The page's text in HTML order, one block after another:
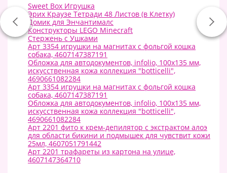
Sweet Box Игрушка
Эрих Краузе Тетради 48 Листов (в Клетку)
Домик для Энчантималс
Конструкторы LEGO Minecraft
Стержень с Ушками
Арт 3354 игрушки на магнитах с фольгой кошка
собака, 4607147387191
Обложка для автодокументов, infolio, 100х135 мм,
искусственная кожа коллекция "botticelli",
4690661082284
Арт 3354 игрушки на магнитах с фольгой кошка
собака, 4607147387191
Обложка для автодокументов, infolio, 100х135 мм,
искусственная кожа коллекция "botticelli",
4690661082284
Арт 2201 фито к крем-депилятор с экстрактом алоэ
для области бикини и подмышек для чувствит кожи
25мл, 4607051791442
Арт 2201 трафареты из картона на улице,
4607147364710